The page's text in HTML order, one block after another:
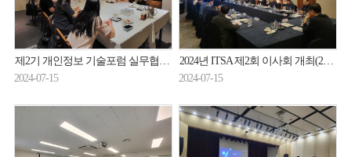
제2기 개인정보 기술포럼 실무협의회 개최(24.07.11.)
2024-07-15
2024년 ITSA 제2회 이사회 개최(24.07.10.)
2024-07-15